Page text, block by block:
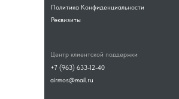
Политика Конфиденциальности
Реквизиты
Центр клиентской поддержки
+7 (963) 633-12-40
airmos@mail.ru